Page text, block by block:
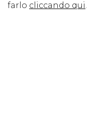
farlo cliccando qui.